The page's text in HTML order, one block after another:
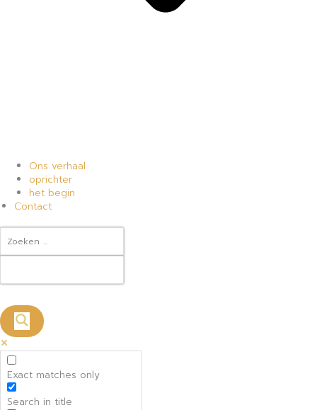
Ons verhaal
oprichter
het begin
Contact
Exact matches only
Search in title